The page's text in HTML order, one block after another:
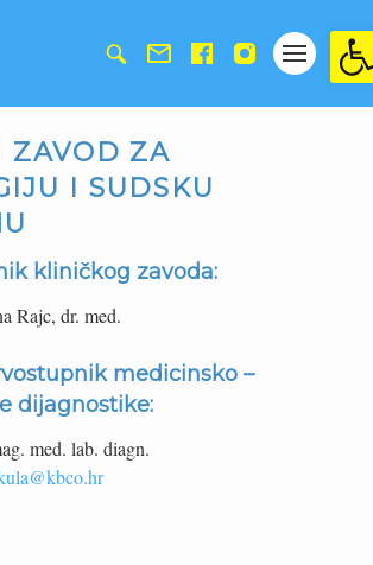
ZAVOD ZA
I SUDSKU
kliničkog zavoda:
Rajc, dr. med.
medicinsko –
dijagnostike:
med. lab. diagn.